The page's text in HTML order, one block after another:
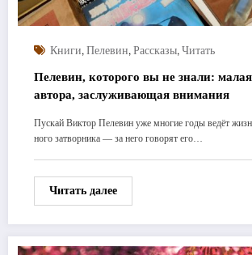
Книги, Пелевин, Рассказы, Читать
Пелевин, которого вы не знали:
автора, заслуживающая внимания
Пускай Виктор Пелевин уже многие годы ведёт
ного затворника — за него говорят его…
Читать далее